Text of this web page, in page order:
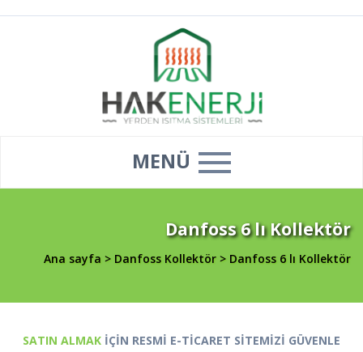
MENÜ
Danfoss 6 lı Kollektör
Ana sayfa > Danfoss Kollektör > Danfoss 6 lı Kollektör
SATIN ALMAK İÇİN RESMİ E-TİCARET SİTEMİZİ GÜVENLE